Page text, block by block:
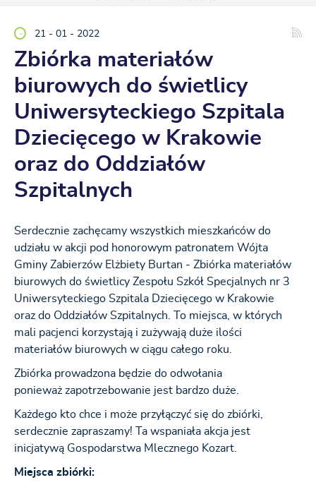
21 - 01 - 2022
Zbiórka materiałów
biurowych do świetlicy
Uniwersyteckiego Szpitala
Dziecięcego w Krakowie
oraz do Oddziałów
Szpitalnych
Serdecznie zachęcamy wszystkich mieszkańców do
udziału w akcji pod honorowym patronatem Wójta
Gminy Zabierzów Elżbiety Burtan - Zbiórka materiałów
biurowych do świetlicy Zespołu Szkół Specjalnych nr 3
Uniwersyteckiego Szpitala Dziecięcego w Krakowie
oraz do Oddziałów Szpitalnych. To miejsca, w których
mali pacjenci korzystają i zużywają duże ilości
materiałów biurowych w ciągu całego roku.
Zbiórka prowadzona będzie do odwołania
ponieważ zapotrzebowanie jest bardzo duże.
Każdego kto chce i może przyłączyć się do zbiórki,
serdecznie zapraszamy! Ta wspaniała akcja jest
inicjatywą Gospodarstwa Mlecznego Kozart.
Miejsca zbiórki: